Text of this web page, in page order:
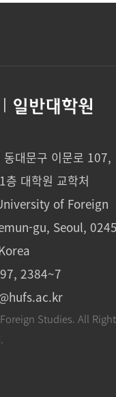
일반대학원
대문구 이문로 107,
층 대학원 교학처
of Foreign
gu, Seoul,
2384~7
Studies. All